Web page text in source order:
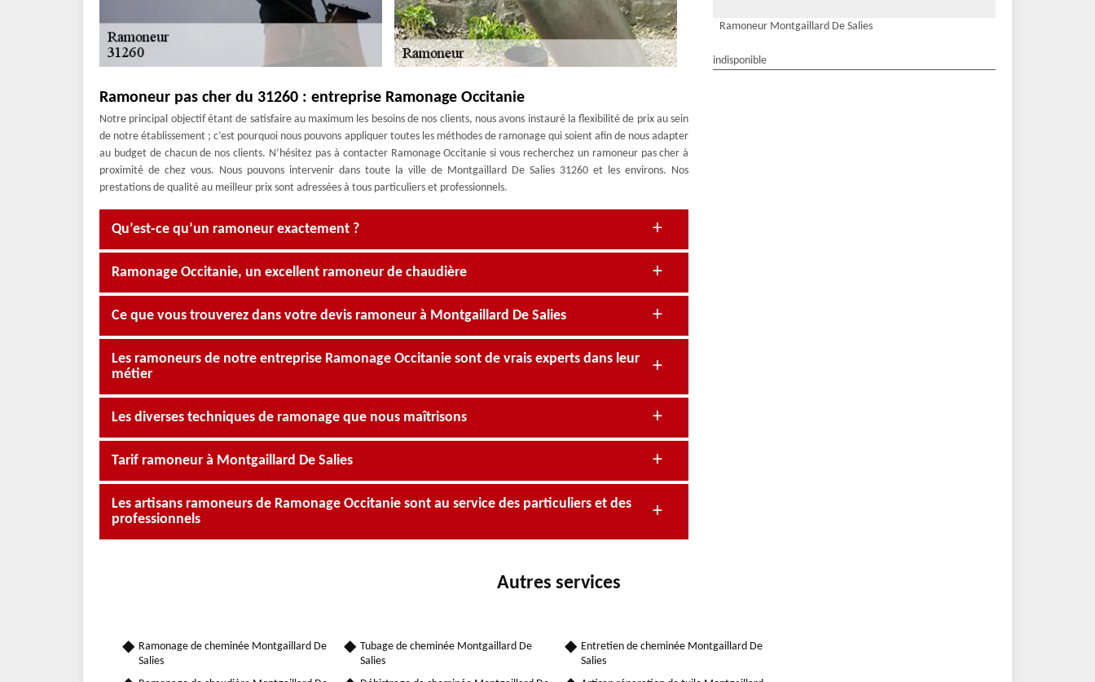
Ramoneur pas cher du 31260 : entreprise Ramonage Occitanie
Notre principal objectif étant de satisfaire au maximum les besoins de nos clients, nous avons instauré la flexibilité de prix au sein
de notre établissement ; c’est pourquoi nous pouvons appliquer toutes les méthodes de ramonage qui soient afin de nous adapter
au budget de chacun de nos clients. N’hésitez pas à contacter Ramonage Occitanie si vous recherchez un ramoneur pas cher à
proximité de chez vous. Nous pouvons intervenir dans toute la ville de Montgaillard De Salies 31260 et les environs. Nos
prestations de qualité au meilleur prix sont adressées à tous particuliers et professionnels.
Qu’est-ce qu’un ramoneur exactement ?
Ramonage Occitanie, un excellent ramoneur de chaudière
Ce que vous trouverez dans votre devis ramoneur à Montgaillard De Salies
Les ramoneurs de notre entreprise Ramonage Occitanie sont de vrais experts dans leur
métier
Les diverses techniques de ramonage que nous maîtrisons
Tarif ramoneur à Montgaillard De Salies
Les artisans ramoneurs de Ramonage Occitanie sont au service des particuliers et des
professionnels
Ramoneur Montgaillard De Salies
indisponible
Autres services
Ramonage de cheminée Montgaillard De
Salies
Tubage de cheminée Montgaillard De
Salies
Entretien de cheminée Montgaillard De
Salies